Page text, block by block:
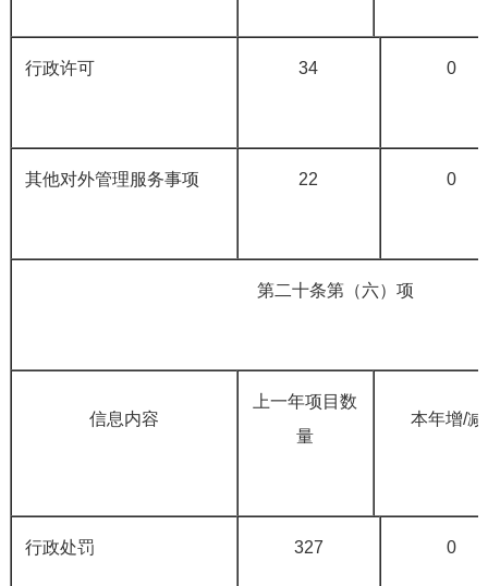
行政许可 34 0
其他对外管理服务事项 22 0
第二十条第（六）项
信息内容
上一年项目数
量
本年增/减
行政处罚 327 0